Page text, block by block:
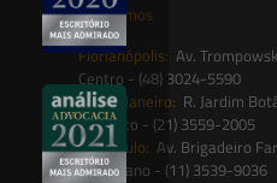
Onde estamos
Florianópolis: Av.
Centro - (48) 3024-5590
Rio de Janeiro: R. Jardim
Botânico - (21) 3559-2005
São Paulo: Av. Brigadeiro
Paulistano - (11) 3539-9036